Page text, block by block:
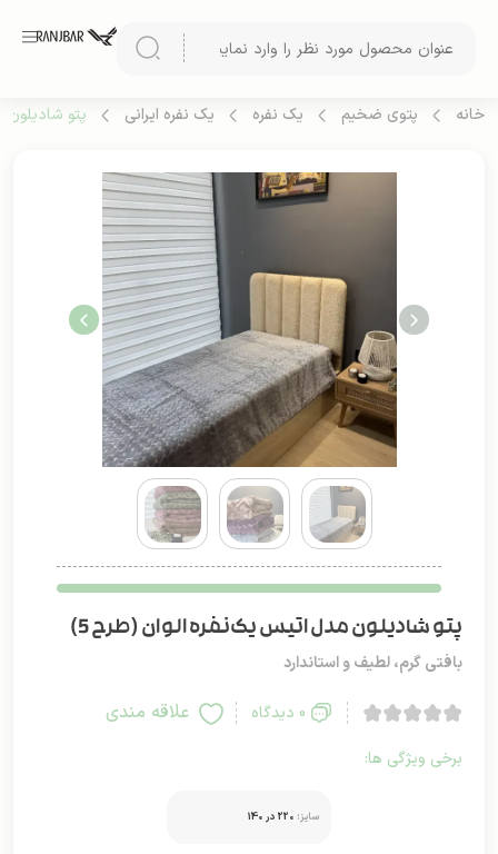
خانه پتوی ضخیم یک نفره یک نفره ایرانی پتو
پتو شادیلون مدل اتیس یک‌نفره الوان (طرح 5)
بافتی گرم، لطیف و استاندارد
0 دیدگاه علاقه مندی
برخی ویژگی ها:
سایز: 220 در 140